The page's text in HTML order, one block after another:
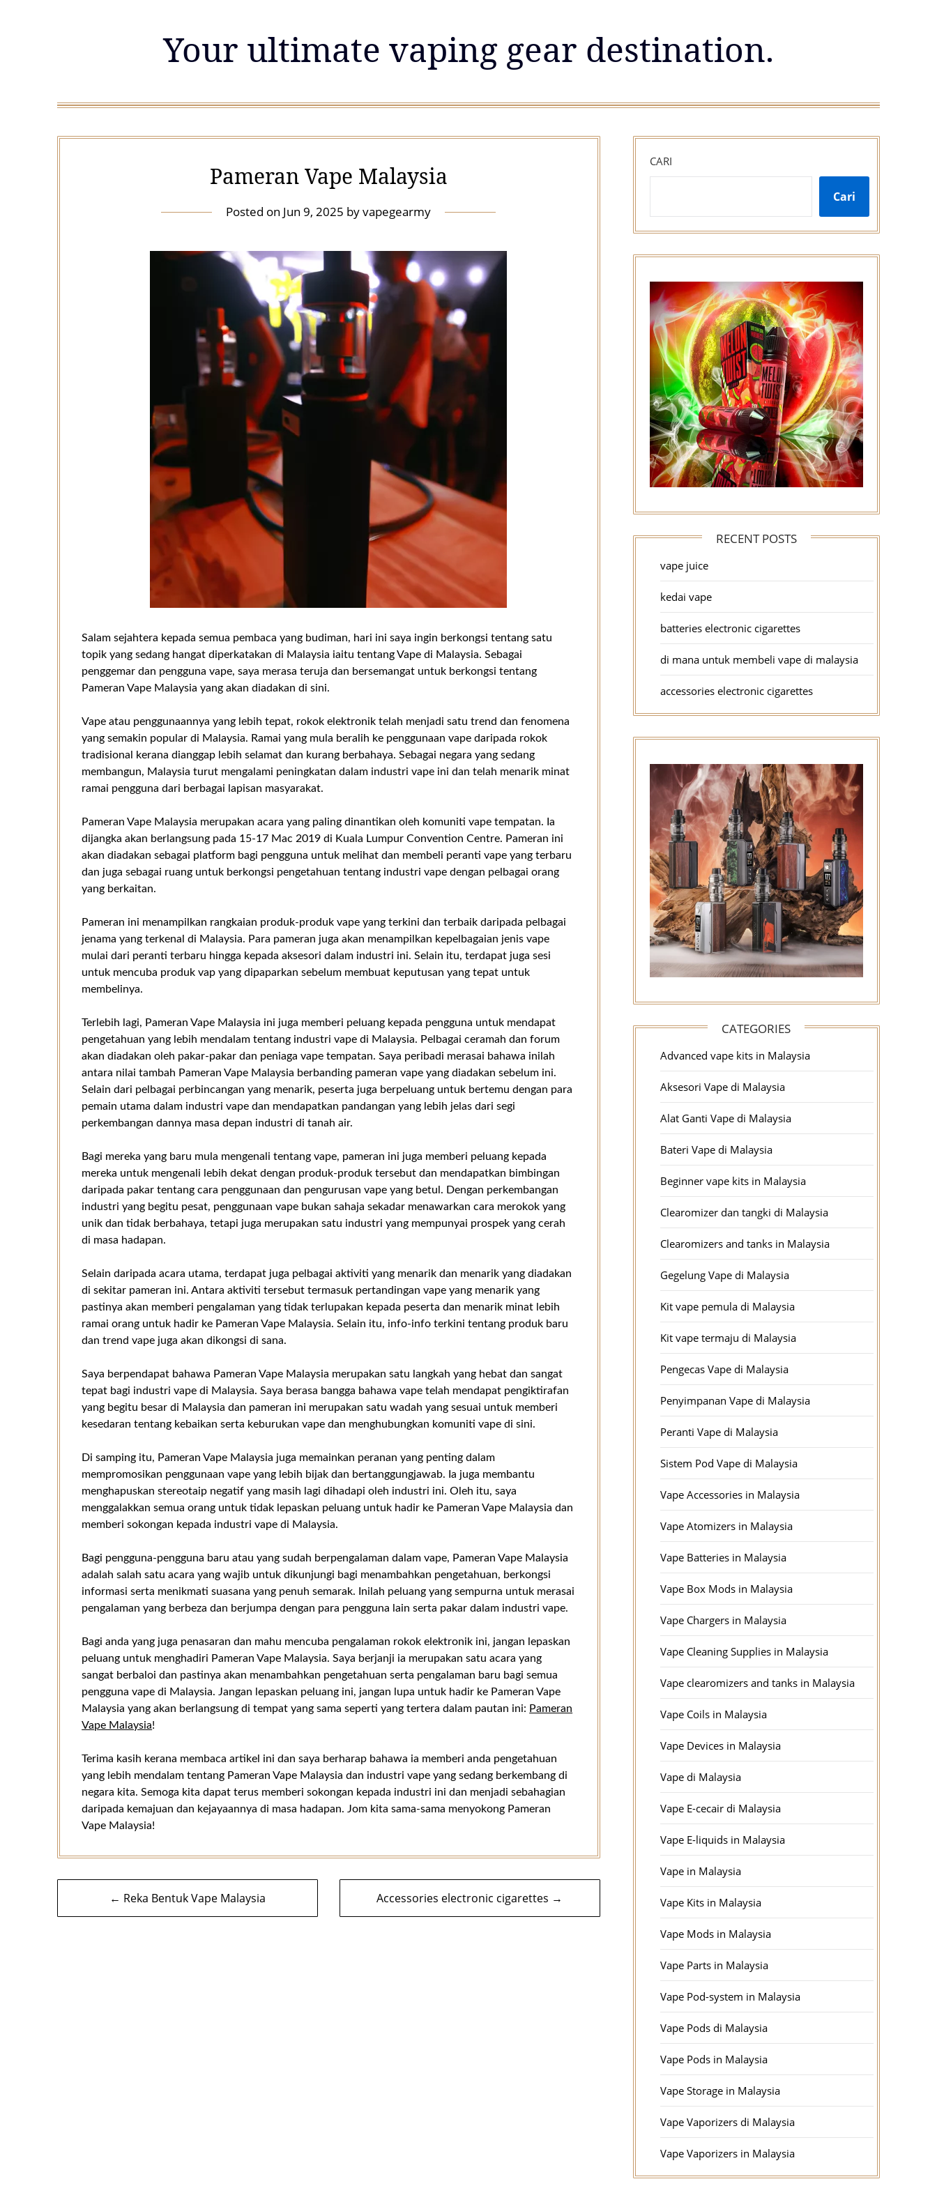
Your ultimate vaping gear destination.
Pameran Vape Malaysia
Posted on Jun 9, 2025 byvapegearmy
Salam sejahtera kepada semua pembaca yang budiman, hari ini saya ingin berkongsi tentang satu
topik yang sedang hangat diperkatakan di Malaysia iaitu tentang Vape di Malaysia. Sebagai
penggemar dan pengguna vape, saya merasa teruja dan bersemangat untuk berkongsi tentang
Pameran Vape Malaysia yang akan diadakan di sini.
Vape atau penggunaannya yang lebih tepat, rokok elektronik telah menjadi satu trend dan fenomena
yang semakin popular di Malaysia. Ramai yang mula beralih ke penggunaan vape daripada rokok
tradisional kerana dianggap lebih selamat dan kurang berbahaya. Sebagai negara yang sedang
membangun, Malaysia turut mengalami peningkatan dalam industri vape ini dan telah menarik minat
ramai pengguna dari berbagai lapisan masyarakat.
Pameran Vape Malaysia merupakan acara yang paling dinantikan oleh komuniti vape tempatan. Ia
dijangka akan berlangsung pada 15-17 Mac 2019 di Kuala Lumpur Convention Centre. Pameran ini
akan diadakan sebagai platform bagi pengguna untuk melihat dan membeli peranti vape yang terbaru
dan juga sebagai ruang untuk berkongsi pengetahuan tentang industri vape dengan pelbagai orang
yang berkaitan.
Pameran ini menampilkan rangkaian produk-produk vape yang terkini dan terbaik daripada pelbagai
jenama yang terkenal di Malaysia. Para pameran juga akan menampilkan kepelbagaian jenis vape
mulai dari peranti terbaru hingga kepada aksesori dalam industri ini. Selain itu, terdapat juga sesi
untuk mencuba produk vap yang dipaparkan sebelum membuat keputusan yang tepat untuk
membelinya.
Terlebih lagi, Pameran Vape Malaysia ini juga memberi peluang kepada pengguna untuk mendapat
pengetahuan yang lebih mendalam tentang industri vape di Malaysia. Pelbagai ceramah dan forum
akan diadakan oleh pakar-pakar dan peniaga vape tempatan. Saya peribadi merasai bahawa inilah
antara nilai tambah Pameran Vape Malaysia berbanding pameran vape yang diadakan sebelum ini.
Selain dari pelbagai perbincangan yang menarik, peserta juga berpeluang untuk bertemu dengan para
pemain utama dalam industri vape dan mendapatkan pandangan yang lebih jelas dari segi
perkembangan dannya masa depan industri di tanah air.
Bagi mereka yang baru mula mengenali tentang vape, pameran ini juga memberi peluang kepada
mereka untuk mengenali lebih dekat dengan produk-produk tersebut dan mendapatkan bimbingan
daripada pakar tentang cara penggunaan dan pengurusan vape yang betul. Dengan perkembangan
industri yang begitu pesat, penggunaan vape bukan sahaja sekadar menawarkan cara merokok yang
unik dan tidak berbahaya, tetapi juga merupakan satu industri yang mempunyai prospek yang cerah
di masa hadapan.
Selain daripada acara utama, terdapat juga pelbagai aktiviti yang menarik dan menarik yang diadakan
di sekitar pameran ini. Antara aktiviti tersebut termasuk pertandingan vape yang menarik yang
pastinya akan memberi pengalaman yang tidak terlupakan kepada peserta dan menarik minat lebih
ramai orang untuk hadir ke Pameran Vape Malaysia. Selain itu, info-info terkini tentang produk baru
dan trend vape juga akan dikongsi di sana.
Saya berpendapat bahawa Pameran Vape Malaysia merupakan satu langkah yang hebat dan sangat
tepat bagi industri vape di Malaysia. Saya berasa bangga bahawa vape telah mendapat pengiktirafan
yang begitu besar di Malaysia dan pameran ini merupakan satu wadah yang sesuai untuk memberi
kesedaran tentang kebaikan serta keburukan vape dan menghubungkan komuniti vape di sini.
Di samping itu, Pameran Vape Malaysia juga memainkan peranan yang penting dalam
mempromosikan penggunaan vape yang lebih bijak dan bertanggungjawab. Ia juga membantu
menghapuskan stereotaip negatif yang masih lagi dihadapi oleh industri ini. Oleh itu, saya
menggalakkan semua orang untuk tidak lepaskan peluang untuk hadir ke Pameran Vape Malaysia dan
memberi sokongan kepada industri vape di Malaysia.
Bagi pengguna-pengguna baru atau yang sudah berpengalaman dalam vape, Pameran Vape Malaysia
adalah salah satu acara yang wajib untuk dikunjungi bagi menambahkan pengetahuan, berkongsi
informasi serta menikmati suasana yang penuh semarak. Inilah peluang yang sempurna untuk merasai
pengalaman yang berbeza dan berjumpa dengan para pengguna lain serta pakar dalam industri vape.
Bagi anda yang juga penasaran dan mahu mencuba pengalaman rokok elektronik ini, jangan lepaskan
peluang untuk menghadiri Pameran Vape Malaysia. Saya berjanji ia merupakan satu acara yang
sangat berbaloi dan pastinya akan menambahkan pengetahuan serta pengalaman baru bagi semua
pengguna vape di Malaysia. Jangan lepaskan peluang ini, jangan lupa untuk hadir ke Pameran Vape
Malaysia yang akan berlangsung di tempat yang sama seperti yang tertera dalam pautan ini: Pameran
Vape Malaysia!
Terima kasih kerana membaca artikel ini dan saya berharap bahawa ia memberi anda pengetahuan
yang lebih mendalam tentang Pameran Vape Malaysia dan industri vape yang sedang berkembang di
negara kita. Semoga kita dapat terus memberi sokongan kepada industri ini dan menjadi sebahagian
daripada kemajuan dan kejayaannya di masa hadapan. Jom kita sama-sama menyokong Pameran
Vape Malaysia!
kiriman
← Reka Bentuk Vape Malaysia Accessories electronic cigarettes →
CARI
Cari
RECENT POSTS
vape juice
kedai vape
batteries electronic cigarettes
di mana untuk membeli vape di malaysia
accessories electronic cigarettes
CATEGORIES
Advanced vape kits in Malaysia
Aksesori Vape di Malaysia
Alat Ganti Vape di Malaysia
Bateri Vape di Malaysia
Beginner vape kits in Malaysia
Clearomizer dan tangki di Malaysia
Clearomizers and tanks in Malaysia
Gegelung Vape di Malaysia
Kit vape pemula di Malaysia
Kit vape termaju di Malaysia
Pengecas Vape di Malaysia
Penyimpanan Vape di Malaysia
Peranti Vape di Malaysia
Sistem Pod Vape di Malaysia
Vape Accessories in Malaysia
Vape Atomizers in Malaysia
Vape Batteries in Malaysia
Vape Box Mods in Malaysia
Vape Chargers in Malaysia
Vape Cleaning Supplies in Malaysia
Vape clearomizers and tanks in Malaysia
Vape Coils in Malaysia
Vape Devices in Malaysia
Vape di Malaysia
Vape E-cecair di Malaysia
Vape E-liquids in Malaysia
Vape in Malaysia
Vape Kits in Malaysia
Vape Mods in Malaysia
Vape Parts in Malaysia
Vape Pod-system in Malaysia
Vape Pods di Malaysia
Vape Pods in Malaysia
Vape Storage in Malaysia
Vape Vaporizers di Malaysia
Vape Vaporizers in Malaysia